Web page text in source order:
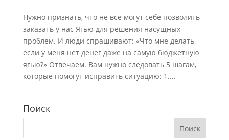
Нужно признать, что не все могут себе позволить
заказать у нас Ягью для решения насущных
проблем. И люди спрашивают: «Что мне делать,
если у меня нет денег даже на самую бюджетную
ягью?» Отвечаем. Вам нужно следовать 5 шагам,
которые помогут исправить ситуацию: 1....
Поиск